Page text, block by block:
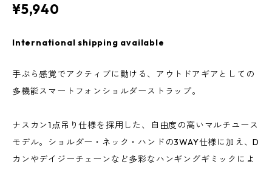
¥5,940
International shipping available
手ぶら感覚でアクティブに動ける、アウトドアギアとしての
多機能スマートフォンショルダーストラップ。
ナスカン1点吊り仕様を採用した、自由度の高いマルチユース
モデル。ショルダー・ネック・ハンドの3WAY仕様に加え、D
カンやデイジーチェーンなど多彩なハンギングギミックによ